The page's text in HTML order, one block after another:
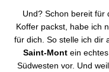
Und? Schon bereit für
Koffer packst, habe ich
für dich. So stelle ich dir
Saint-Montein echtes
Südwesten vor. Und